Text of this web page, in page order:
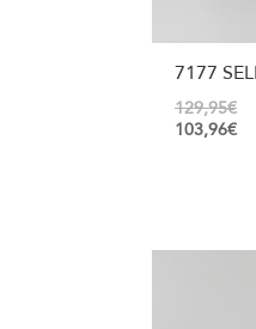
7177
129,95€
103,96€